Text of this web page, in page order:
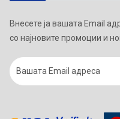
Внесете ја вашата Email
со најновите промоции и